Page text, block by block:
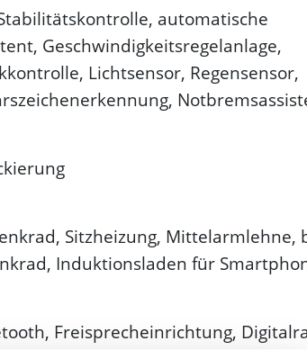
automatische
Geschwindigkeitsregelanlage,
Lichtsensor, Regensensor,
Sitzheizung, Mittelarmlehne,
Induktionsladen für
Freisprecheinrichtung,